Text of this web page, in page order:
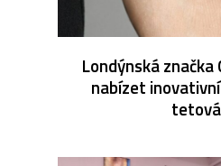
Londýnská značka
nabízet